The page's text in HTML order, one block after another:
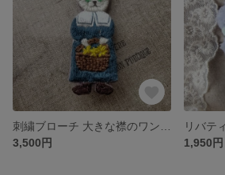
3,500円
1,950円